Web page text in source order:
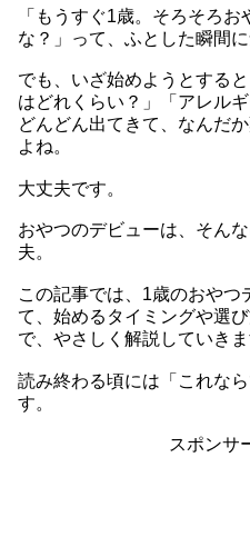
「もうすぐ1歳。そろそろ
な？」って、ふとした瞬間
でも、いざ始めようとする
はどれくらい？」「アレル
どんどん出てきて、なんだ
よね。
大丈夫です。
おやつのデビューは、そん
夫。
この記事では、1歳のおやつ
て、始めるタイミングや選
で、やさしく解説していきま
読み終わる頃には「これな
す。
スポンサ